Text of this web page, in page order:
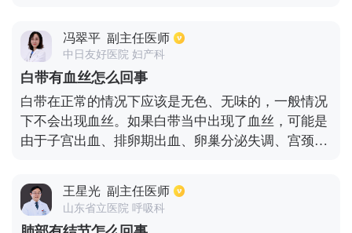
有撕拉感的疼痛，这时候主要是因为肛裂所导致的出
血。第三、排便的时候并没有疼痛感，但是肛门有滴
血，这往往都是因为有直肠息肉，息肉成熟到了一定
程度发生了破溃，在排便的时候就会出现滴血的情
况。除了以上这3点之外，还有可能是消化道出血，
进而导致排便出血，此时需要去医院做结肠镜或肛门
急诊。
冯翠平 副主任医师
中日友好医院 妇产科
白带有血丝怎么回事
白带在正常的情况下应该是无色、无味的，一般情况
下不会出现血丝。如果白带当中出现了血丝，可能是
由于子宫出血、排卵期出血、卵巢分泌失调、宫颈糜
导致的白带出现血丝，应该尽快到妇科医院去做检
查，然后根据具体的结果进行对症处理。
王星光 副主任医师
山东省立医院 呼吸科